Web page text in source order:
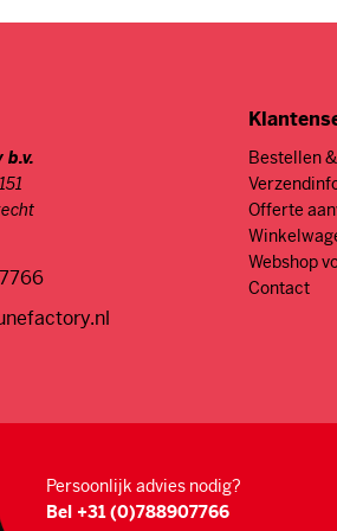
geschenk
Het
wens.
aan toe te
Kruidnoten
b.v.
Bestellen
Offerte
Webshop
Contact
Persoonlijk advies nodig?
Bel +31 (0)788907766